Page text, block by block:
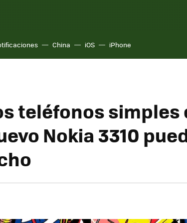
China iOS iPhone
teléfonos simples
Nokia 3310